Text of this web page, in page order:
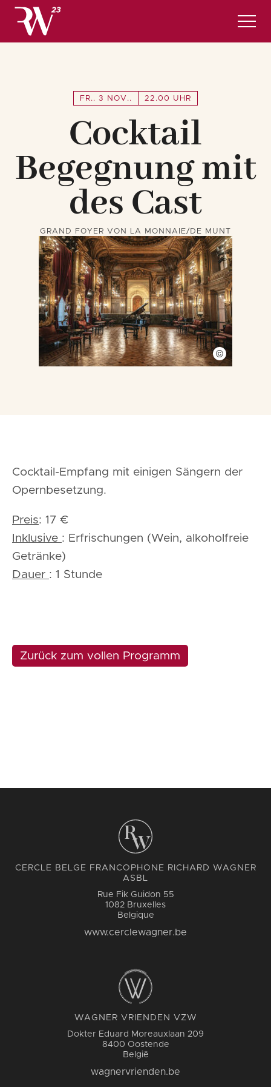
ANMELDUNGEN
Deutsch
FR.. 3 NOV.. 22.00 UHR
Cocktail
Begegnung mit
des Cast
GRAND FOYER VON LA MONNAIE/DE MUNT
©
Cocktail-Empfang mit einigen Sängern der
Opernbesetzung.
Preis: 17 €
Inklusive : Erfrischungen (Wein, alkoholfreie
Getränke)
Dauer : 1 Stunde
Zurück zum vollen Programm
CERCLE BELGE FRANCOPHONE RICHARD WAGNER
ASBL
Rue Fik Guidon 55
1082 Bruxelles
Belgique
www.cerclewagner.be
WAGNER VRIENDEN VZW
Dokter Eduard Moreauxlaan 209
8400 Oostende
België
wagnervrienden.be